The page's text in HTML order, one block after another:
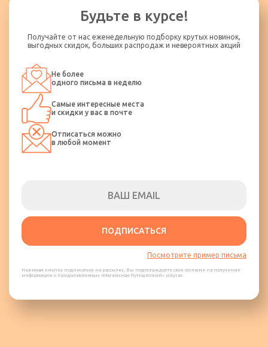
ходить по салону во время движения, а также пользоваться
Пассажир должен бережно обращаться с оборудованием
несет ответственность за ущерб, нанесенный им
транспортному средству.
Категорически запрещается распитие спиртных напитков и
курение в транспортном средстве.
Будьте в курсе!
Получайте от нас еженедельную подборку крутых новинок,
выгодных скидок, больших распродаж и невероятных акций
Не более
одного письма в неделю
Самые интересные места
и скидки у вас в почте
Отписаться можно
в любой момент
ПОДПИСАТЬСЯ
Посмотрите пример письма
Нажимая кнопку подписаться на рассылку, Вы подтверждаете свое согласие на получение
информации о предоставляемых «Магазином Путешествий» услугах.